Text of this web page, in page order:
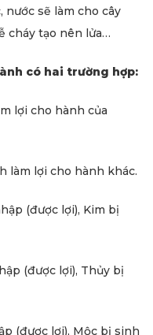
nước sẽ làm cho cây
cháy tạo nên lửa…
có hai trường hợp:
lợi cho hành của
làm lợi cho hành khác.
(được lợi), Kim bị
(được lợi), Thủy bị
(được lợi), Mộc bị sinh